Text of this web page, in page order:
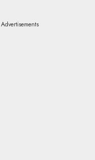
Advertisements